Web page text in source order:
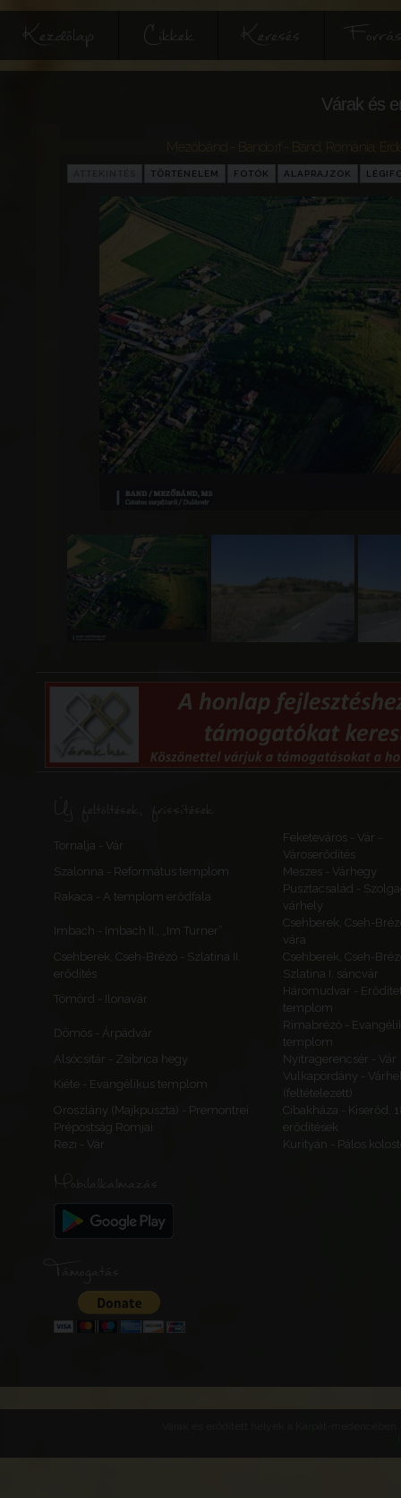
Kezdőlap Cikkek Keresés
Várak és
Mezőbánd - Bandorf - Band Románia
TÖRTÉNELEM FOTÓK ALAPRAJZOK
Új feltöltések, frissítések
Tornalja - Vár
Feketeváros - Vár -
Városerődítés
Szalonna - Református templom
Meszes - Várhegy
Rakaca - A templom erődfala
Pusztacsalád -
várhely
Imbach - Imbach II., „Im Turner”
Csehberek, Cseh-
vára
Csehberek, Cseh-Brézó - Szlatina II.
erődítés
Csehberek, Cseh-
Szlatina I. sáncvár
Tömörd - Ilonavár
Háromudvar -
templom
Dömös - Árpádvár
Rimabrézó -
templom
Alsócsitár - Zsibrica hegy
Nyitragerencsér - Vár
Kiéte - Evangélikus templom
Vulkapordány -
(feltételezett)
Oroszlány (Majkpuszta) - Premontrei
Prépostság Romjai
Cibakháza - Kiserőd,
erődítések
Rezi - Vár
Kurityán - Pálos
Mobilalkalmazás
Támogatás